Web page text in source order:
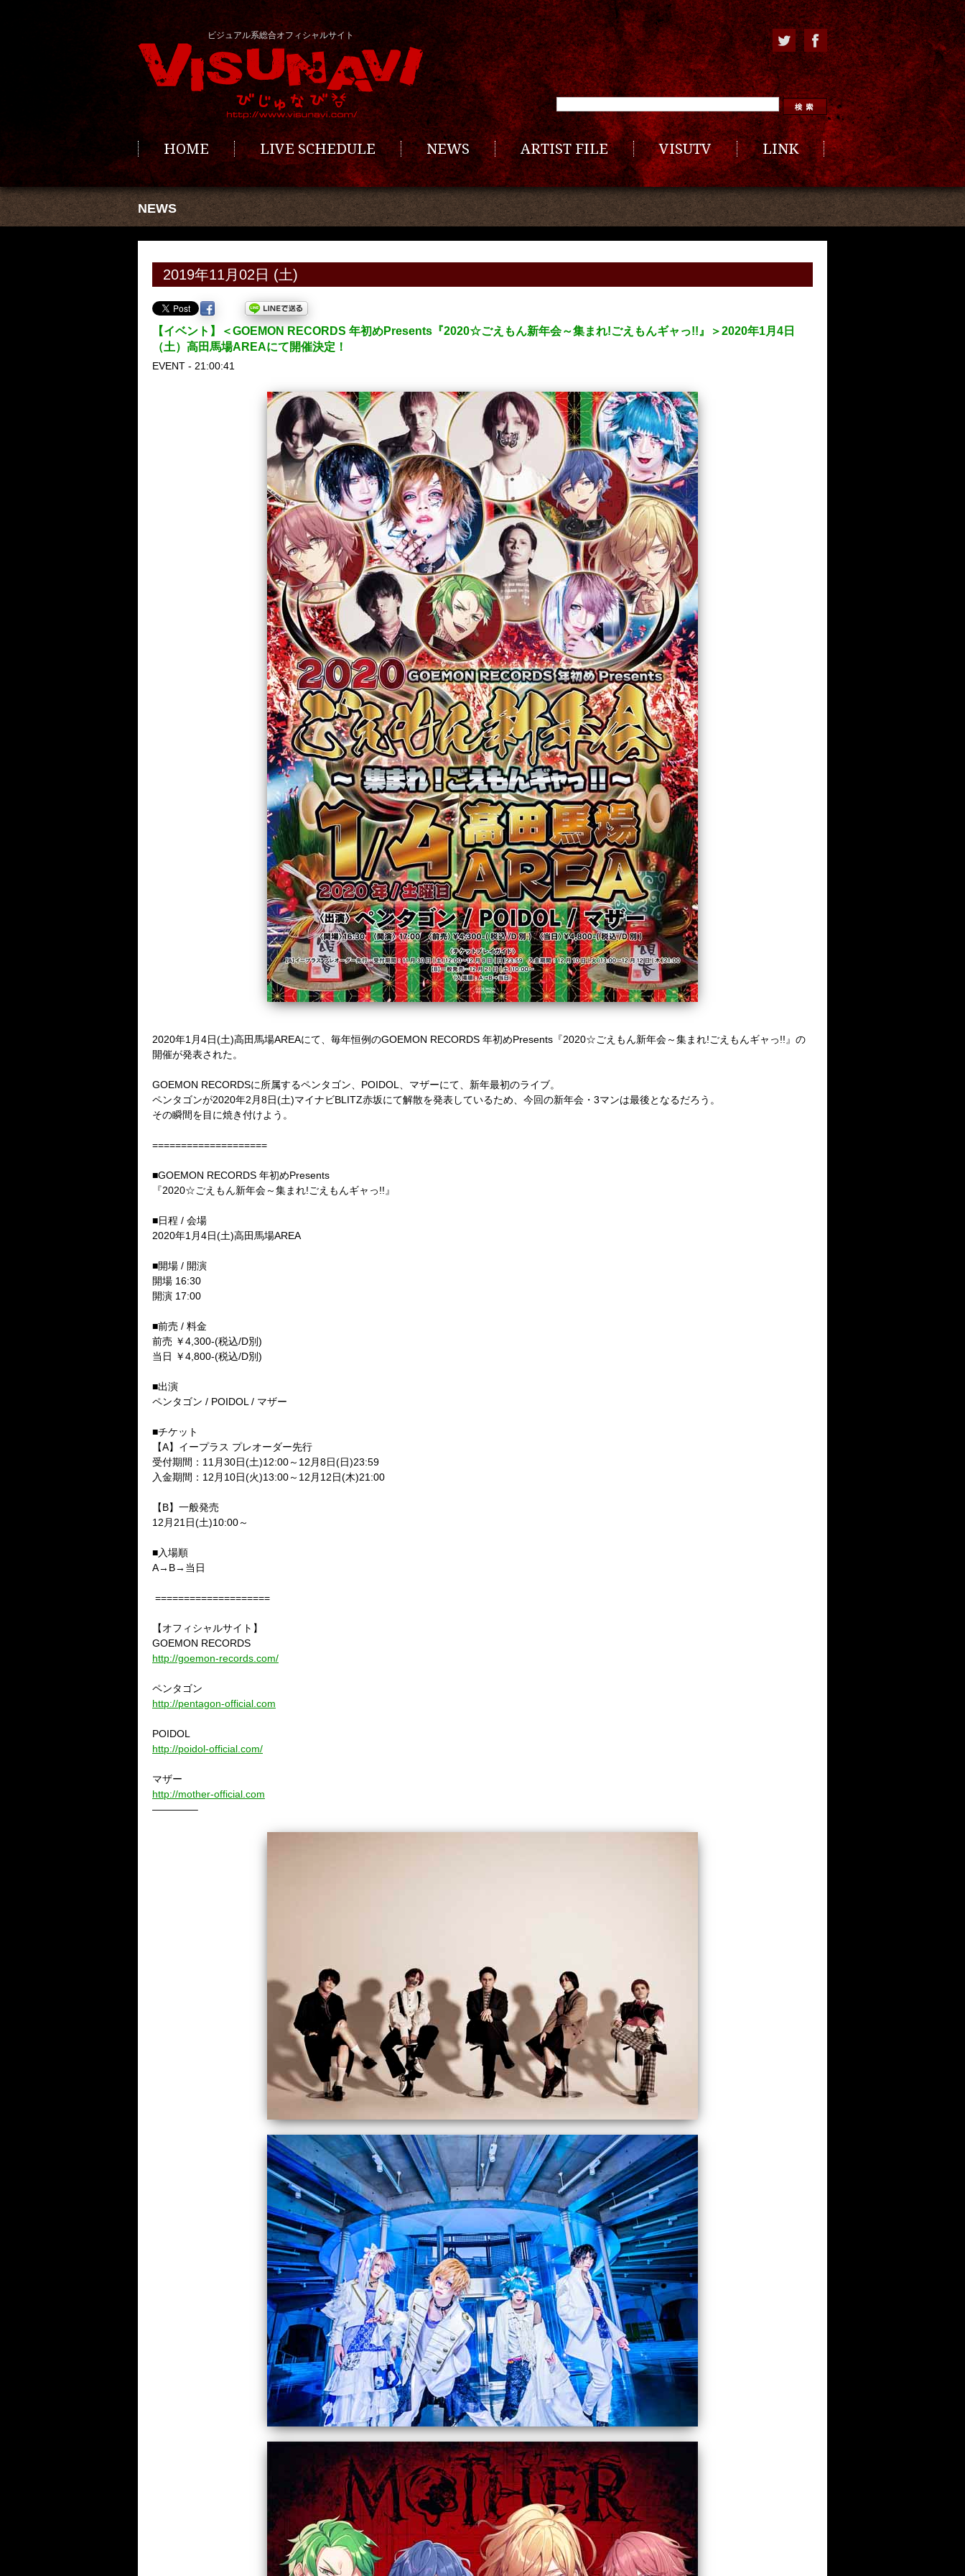
ビジュアル系総合オフィシャルサイト
HOME LIVE SCHEDULE NEWS ARTIST FILE VISUTV LINK
NEWS
2019年11月02日 (土)
【イベント】＜GOEMON RECORDS 年初めPresents『2020☆ごえもん新年会～集まれ!ごえもんギャっ!!』＞2020年1月4日
（土）高田馬場AREAにて開催決定！
EVENT - 21:00:41
2020年1 月4日(土)高田馬場AREAにて、毎年恒例のGOEMON RECORDS 年初めPresents 『2020☆ごえもん新年会～集まれ!ごえもんギャっ!! 』の
開催が発表された。
GOEMON RECORDSに所属するペンタゴン、 POIDOL
、マザーにて、新年最初のライブ。
ペンタゴンが2020年2 月8日(土)マイナビBLITZ赤坂にて解散を発表しているため、今回の新年会・ 3マンは最後となるだろう。
その瞬間を目に焼き付けよう。
====================
■GOEMON RECORDS 年初めPresents
『2020☆ごえもん新年会～集まれ!ごえもんギャっ!! 』
■日程 / 会場
2020年1 月4日(土)高田馬場AREA
■開場 / 開演
開場 16:30
開演 17:00
■前売 / 料金
前売 ￥4,300-(税込/D別)
当日 ￥4,800-(税込/D別)
■出演
ペンタゴン / POIDOL / マザー
■チケット
【A】イープラス プレオーダー先行
受付期間： 11 月30日(土)12:00～ 12 月8日(日)23:59
入金期間： 12 月 10日(火)13:00～ 12 月 12日(木)21:00
【B】一般発売
12 月 21 日(土)10:00～
■入場順
A→B→ 当日
====================
【オフィシャルサイト】
GOEMON RECORDS
http://goemon-records.com/
ペンタゴン
http://pentagon-official.com
POIDOL
http://poidol-official.com/
マザー
http://mother-official.com
————–